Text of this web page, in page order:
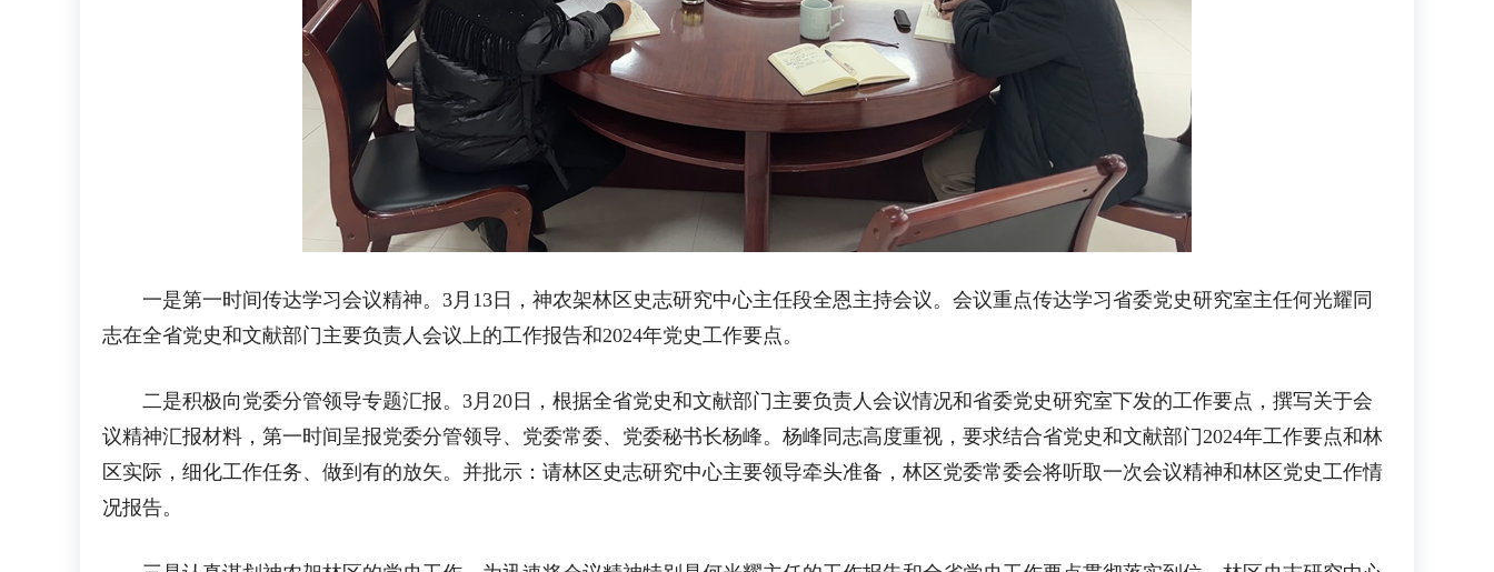
一是第一时间传达学习会议精神。3月13日，神农架林区史志研究中心主任段全恩主持会议。会议重点传达学习省委党史研究室主任何光耀同
志在全省党史和文献部门主要负责人会议上的工作报告和2024年党史工作要点。
二是积极向党委分管领导专题汇报。3月20日，根据全省党史和文献部门主要负责人会议情况和省委党史研究室下发的工作要点，撰写关于会
议精神汇报材料，第一时间呈报党委分管领导、党委常委、党委秘书长杨峰。杨峰同志高度重视，要求结合省党史和文献部门2024年工作要点和林
区实际，细化工作任务、做到有的放矢。并批示：请林区史志研究中心主要领导牵头准备，林区党委常委会将听取一次会议精神和林区党史工作情
况报告。